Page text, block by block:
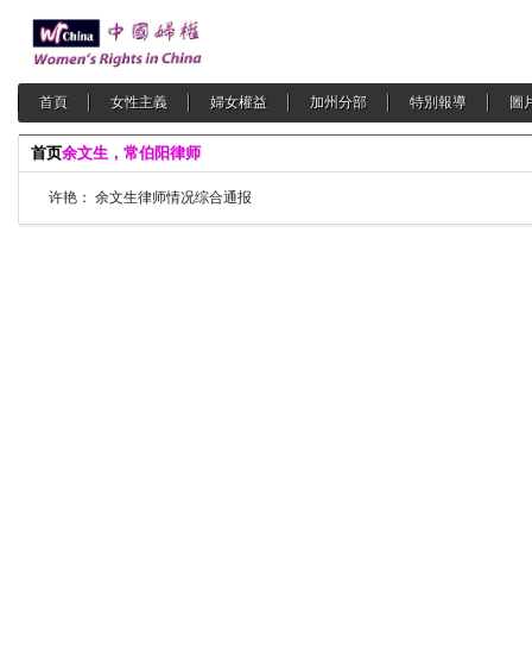
首頁 女性主義 婦女權益 加州分部 特別報導 圖
首页余文生，常伯阳律师
许艳： 余文生律师情况综合通报